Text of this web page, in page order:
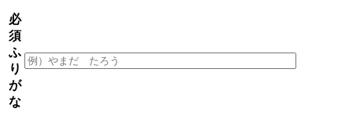
必
須
ふ
り
が
な